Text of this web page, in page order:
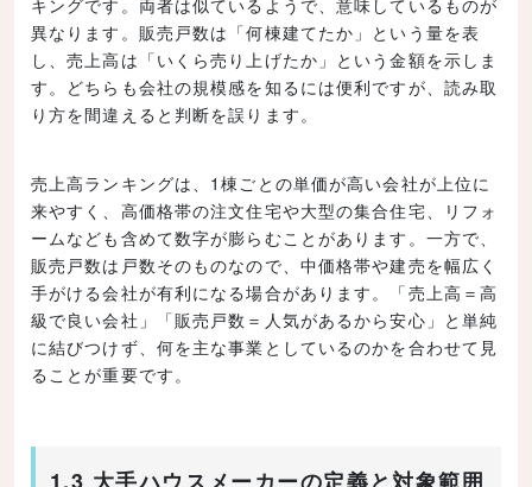
異なります。販売戸数は「何棟建てたか」という量を表
し、売上高は「いくら売り上げたか」という金額を示しま
す。どちらも会社の規模感を知るには便利ですが、読み取
り方を間違えると判断を誤ります。
売上高ランキングは、1棟ごとの単価が高い会社が上位に
来やすく、高価格帯の注文住宅や大型の集合住宅、リフォ
ームなども含めて数字が膨らむことがあります。一方で、
販売戸数は戸数そのものなので、中価格帯や建売を幅広く
手がける会社が有利になる場合があります。「売上高＝高
級で良い会社」「販売戸数＝人気があるから安心」と単純
に結びつけず、何を主な事業としているのかを合わせて見
ることが重要です。